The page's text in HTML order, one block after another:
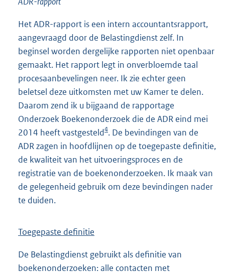
Het ADR-rapport is een intern accountantsrapport,
aangevraagd door de Belastingdienst zelf. In
beginsel worden dergelijke rapporten niet openbaar
gemaakt. Het rapport legt in onverbloemde taal
procesaanbevelingen neer. Ik zie echter geen
beletsel deze uitkomsten met uw Kamer te delen.
Daarom zend ik u bijgaand de rapportage
Onderzoek Boekenonderzoek die de ADR eind mei
2014 heeft vastgesteld4. De bevindingen van de
ADR zagen in hoofdlijnen op de toegepaste definitie,
de kwaliteit van het uitvoeringsproces en de
registratie van de boekenonderzoeken. Ik maak van
de gelegenheid gebruik om deze bevindingen nader
te duiden.
Toegepaste definitie
De Belastingdienst gebruikt als definitie van
boekenonderzoeken: alle contacten met